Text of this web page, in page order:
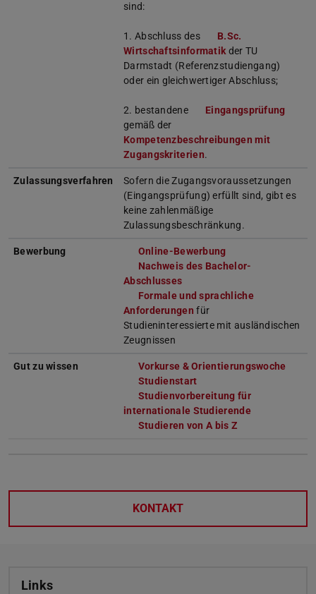
sind:
1. Abschluss des
B.Sc.
Wirtschaftsinformatik der TU
Darmstadt (Referenzstudiengang)
oder ein gleichwertiger Abschluss;
2. bestandene
Eingangsprüfung
gemäß der
Kompetenzbeschreibungen mit
Zugangskriterien.
Zulassungsverfahren
Sofern die Zugangsvoraussetzungen
(Eingangsprüfung) erfüllt sind, gibt es
keine zahlenmäßige
Zulassungsbeschränkung.
Bewerbung
Online-Bewerbung
Nachweis des Bachelor-
Abschlusses
Formale und sprachliche
Anforderungen für
Studieninteressierte mit ausländischen
Zeugnissen
Gut zu wissen
Vorkurse & Orientierungswoche
Studienstart
Studienvorbereitung für
internationale Studierende
Studieren von A bis Z
KONTAKT
Links